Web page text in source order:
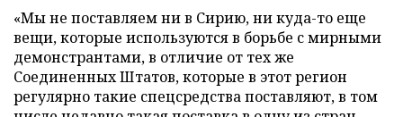
«Мы не поставляем ни в Сирию, ни куда-то еще
вещи, которые используются в борьбе с мирными
демонстрантами, в отличие от тех же
Соединенных Штатов, которые в этот регион
регулярно такие спецсредства поставляют, в том